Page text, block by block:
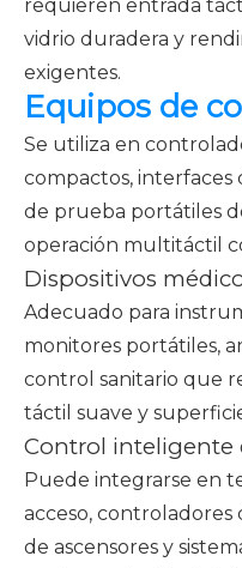
requieren entrada
vidrio duradera y
exigentes.
Equipos de
Se utiliza en
compactos, interfaces
de prueba portátiles
operación multitáctil
Dispositivos
Adecuado para
monitores portátiles,
control sanitario que
táctil suave y
Control inteligente
Puede integrarse en
acceso, controladores
de ascensores y